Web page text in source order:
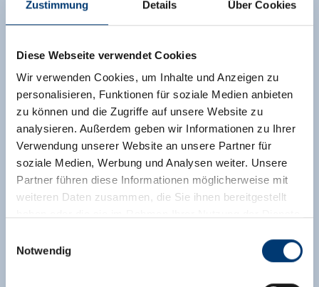
Zustimmung Details Über Cookies
Diese Webseite verwendet Cookies
Wir verwenden Cookies, um Inhalte und Anzeigen zu
personalisieren, Funktionen für soziale Medien anbieten
zu können und die Zugriffe auf unsere Website zu
analysieren. Außerdem geben wir Informationen zu Ihrer
Verwendung unserer Website an unsere Partner für
soziale Medien, Werbung und Analysen weiter. Unsere
Partner führen diese Informationen möglicherweise mit
weiteren Daten zusammen, die Sie ihnen bereitgestellt
Notwendig